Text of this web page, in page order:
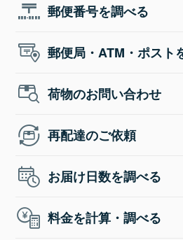
郵便番号を調べる
郵便局・ATM・ポスト
荷物のお問い合わせ
再配達のご依頼
お届け日数を調べる
料金を計算・調べる